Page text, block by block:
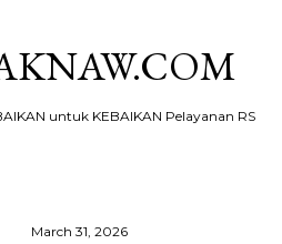
untuk KEBAIKAN Pelayanan RS
March 31, 2026